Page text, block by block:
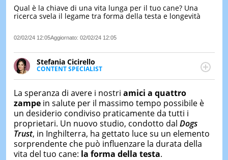
IERI
Qual è la chiave di una vita lunga per il tuo cane? Una
ricerca svela il legame tra forma della testa e longevità
02/02/24 12:05Aggiornato: 02/02/24 12:05
Stefania Cicirello
CONTENT SPECIALIST
Content writer, video editor e fotografa, ha
conseguito un Master in Digital & Social Media
Marketing. Scrive articoli in ottica SEO e realizza
contenuti per social media, con focus su Costume &
Società, Moda e Bellezza.
La speranza di avere i nostri amici a quattro
zampein salute per il massimo tempo possibile è
un desiderio condiviso praticamente da tutti i
proprietari. Un nuovo studio, condotto dal Dogs
Trust, in Inghilterra, ha gettato luce su un elemento
sorprendente che può influenzare la durata della
vita del tuo cane: la forma della testa.